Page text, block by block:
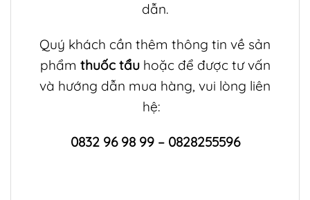
dẫn.
Quý khách cần thêm thông tin về sản
phẩm thuốc tẩu hoặc để được tư vấn
và hướng dẫn mua hàng, vui lòng liên
hệ:
0832 96 98 99 – 0828255596